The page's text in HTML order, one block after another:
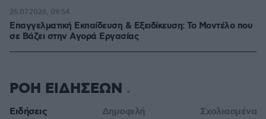
Επαγγελματική Εκπαίδευση & Εξειδίκευση: Το Mοντέλο που
σε Bάζει στην Aγορά Eργασίας
26.07.2026, 09:54
ΡΟΗ ΕΙΔΗΣΕΩΝ
Ειδήσεις Δημοφιλή Σχολιασμένα